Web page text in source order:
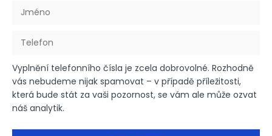
Vyplnění telefonního čísla je zcela dobrovolné. Rozhodně
vás nebudeme nijak spamovat – v případě příležitosti,
která bude stát za vaši pozornost, se vám ale může ozvat
náš analytik.